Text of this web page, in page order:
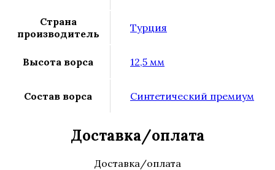
Страна
производитель
Турция
Высота ворса 12,5 мм
Состав ворса Синтетический премиум
Доставка/оплата
Доставка/оплата